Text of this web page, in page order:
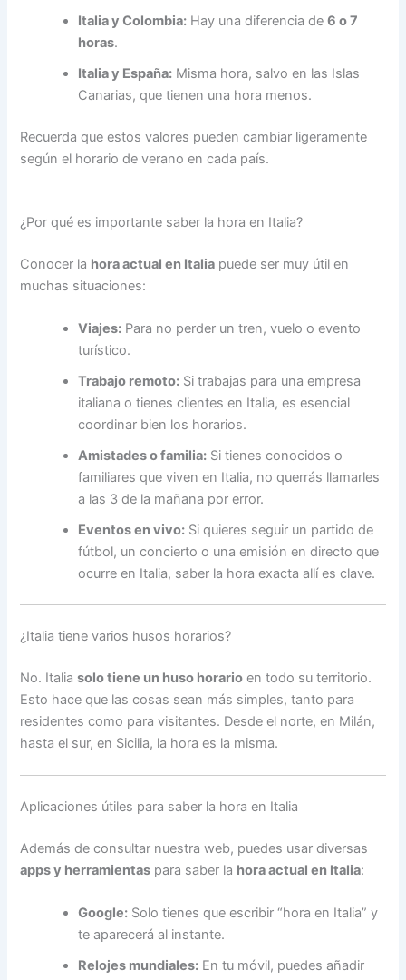
Italia y Colombia: Hay una diferencia de6 o 7
horas.
Italia y España: Misma hora, salvo en las Islas
Canarias, que tienen una hora menos.
Recuerda que estos valores pueden cambiar ligeramente
según el horario de verano en cada país.
¿Por qué es importante saber la hora en Italia?
Conocer la hora actual en Italia puede ser muy útil en
muchas situaciones:
Viajes: Para no perder un tren, vuelo o evento
turístico.
Trabajo remoto: Si trabajas para una empresa
italiana o tienes clientes en Italia, es esencial
coordinar bien los horarios.
Amistades o familia: Si tienes conocidos o
familiares que viven en Italia, no querrás llamarles
a las 3 de la mañana por error.
Eventos en vivo: Si quieres seguir un partido de
fútbol, un concierto o una emisión en directo que
ocurre en Italia, saber la hora exacta allí es clave.
¿Italia tiene varios husos horarios?
No. Italiasolo tiene un huso horario en todo su territorio.
Esto hace que las cosas sean más simples, tanto para
residentes como para visitantes. Desde el norte, en Milán,
hasta el sur, en Sicilia, la hora es la misma.
Aplicaciones útiles para saber la hora en Italia
Además de consultar nuestra web, puedes usar diversas
apps y herramientas para saber la hora actual en Italia:
Google: Solo tienes que escribir “hora en Italia” y
te aparecerá al instante.
Relojes mundiales: En tu móvil, puedes añadir